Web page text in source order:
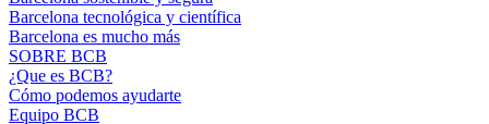
Barcelona tecnológica y científica
Barcelona es mucho más
SOBRE BCB
¿Que es BCB?
Cómo podemos ayudarte
Equipo BCB